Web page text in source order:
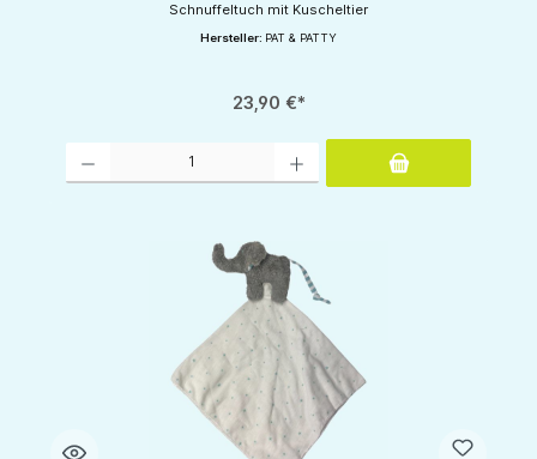
Schnuffeltuch mit Kuscheltier
Hersteller: PAT & PATTY
23,90 €*